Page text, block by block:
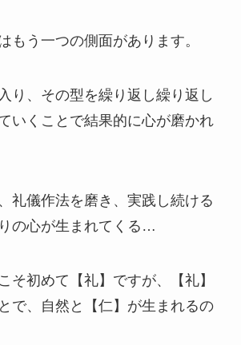
もう一つの側面があります。
り、その型を繰り返し繰り返し
いくことで結果的に心が磨かれ
礼儀作法を磨き、実践し続ける
の心が生まれてくる…
そ初めて【礼】ですが、【礼】
で、自然と【仁】が生まれるの